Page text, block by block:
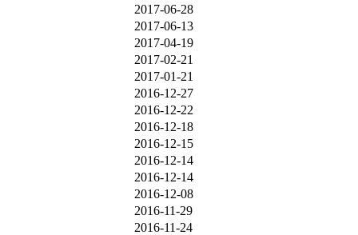
2017-06-28
2017-06-13
2017-04-19
2017-02-21
2017-01-21
2016-12-27
2016-12-22
2016-12-18
2016-12-15
2016-12-14
2016-12-14
2016-12-08
2016-11-29
2016-11-24